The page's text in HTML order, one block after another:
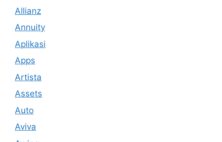
Allianz
Annuity
Aplikasi
Apps
Artista
Assets
Auto
Aviva